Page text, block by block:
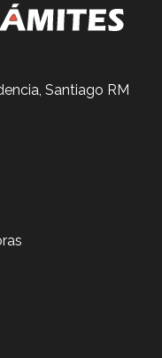
Santiago RM